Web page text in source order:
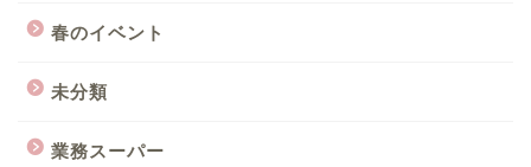
春のイベント
未分類
業務スーパー